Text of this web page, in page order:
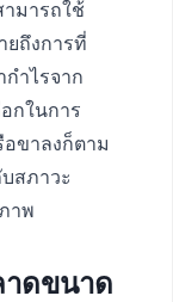
มารถใช้
ยถึงการที่
ำไรจาก
กในการ
อขาลงก็ตาม
สภาวะ
าพ
าดขนาด